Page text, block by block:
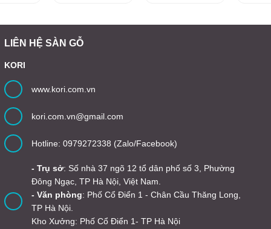
Hiện tại, công ty đang có nhiều chi nhánh trên khắp đất nước. Và
phối sản phẩm chất lượng. Cùng các dịch vụ thiết kế, thi công, bảo
hành và sửa chữa chuyên nghiệp. Công ty có đội ngũ nhân viên dày
dặn kinh nghiệm trong lĩnh vực này. Cho nên, đơn vị có thể tự hào
chất lượng của mỗi sản phẩm.
XEM THÊM:
LIÊN HỆ TƯ VẤN MIẾN PHÍ
Gmail: kori.com.vn
Địa chỉ: 143 Phạm Văn Đồng/ Bắc Từ Liêm / Hà Nội
LIÊN HỆ SÀN GỖ
KORI
www.kori.com.vn
kori.com.vn@gmail.com
Hotline: 0979272338 (Zalo/Facebook)
- Trụ sở: Số nhà 37 ngõ 12 tổ dân phố số 3, Phường
Đông Ngạc, TP Hà Nội, Việt Nam.
- Văn phòng: Phố Cổ Điển 1 - Chân Cầu Thăng Long,
TP Hà Nội.
Kho Xưởng: Phố Cổ Điển 1- TP Hà Nội